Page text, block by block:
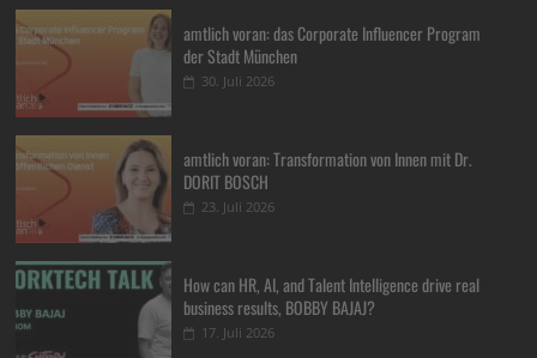
amtlich voran: das Corporate Influencer Program
der Stadt München
30. Juli 2026
amtlich voran: Transformation von Innen mit Dr.
DORIT BOSCH
23. Juli 2026
How can HR, AI, and Talent Intelligence drive real
business results, BOBBY BAJAJ?
17. Juli 2026